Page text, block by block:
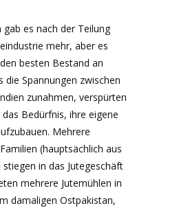
gab es nach der Teilung
mehr, aber es
besten Bestand an
die Spannungen zwischen
zunahmen, verspürten
Bedürfnis, ihre eigene
Mehrere
(hauptsächlich aus
in das Jutegeschäft
mehrere Jutemühlen in
damaligen Ostpakistan,